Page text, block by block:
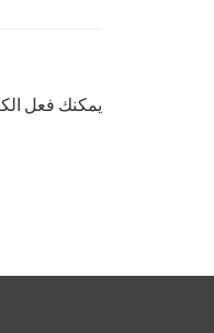
يمكنك فعل